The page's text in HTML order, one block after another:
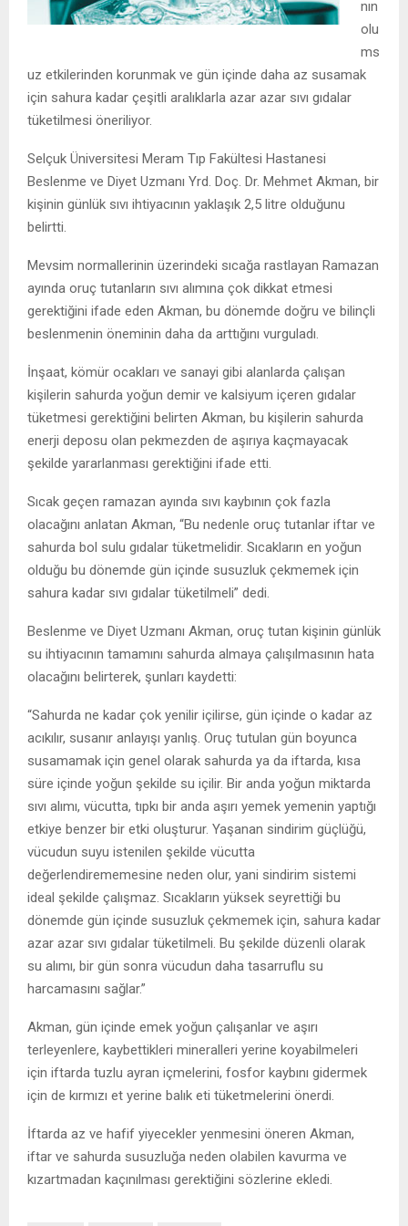
nın
olu
ms
uz etkilerinden korunmak ve gün içinde daha az susamak
için sahura kadar çeşitli aralıklarla azar azar sıvı gıdalar
tüketilmesi öneriliyor.
Selçuk Üniversitesi Meram Tıp Fakültesi Hastanesi
Beslenme ve Diyet Uzmanı Yrd. Doç. Dr. Mehmet Akman, bir
kişinin günlük sıvı ihtiyacının yaklaşık 2,5 litre olduğunu
belirtti.
Mevsim normallerinin üzerindeki sıcağa rastlayan Ramazan
ayında oruç tutanların sıvı alımına çok dikkat etmesi
gerektiğini ifade eden Akman, bu dönemde doğru ve bilinçli
beslenmenin öneminin daha da arttığını vurguladı.
İnşaat, kömür ocakları ve sanayi gibi alanlarda çalışan
kişilerin sahurda yoğun demir ve kalsiyum içeren gıdalar
tüketmesi gerektiğini belirten Akman, bu kişilerin sahurda
enerji deposu olan pekmezden de aşırıya kaçmayacak
şekilde yararlanması gerektiğini ifade etti.
Sıcak geçen ramazan ayında sıvı kaybının çok fazla
olacağını anlatan Akman, “Bu nedenle oruç tutanlar iftar ve
sahurda bol sulu gıdalar tüketmelidir. Sıcakların en yoğun
olduğu bu dönemde gün içinde susuzluk çekmemek için
sahura kadar sıvı gıdalar tüketilmeli” dedi.
Beslenme ve Diyet Uzmanı Akman, oruç tutan kişinin günlük
su ihtiyacının tamamını sahurda almaya çalışılmasının hata
olacağını belirterek, şunları kaydetti:
“Sahurda ne kadar çok yenilir içilirse, gün içinde o kadar az
acıkılır, susanır anlayışı yanlış. Oruç tutulan gün boyunca
susamamak için genel olarak sahurda ya da iftarda, kısa
süre içinde yoğun şekilde su içilir. Bir anda yoğun miktarda
sıvı alımı, vücutta, tıpkı bir anda aşırı yemek yemenin yaptığı
etkiye benzer bir etki oluşturur. Yaşanan sindirim güçlüğü,
vücudun suyu istenilen şekilde vücutta
değerlendirememesine neden olur, yani sindirim sistemi
ideal şekilde çalışmaz. Sıcakların yüksek seyrettiği bu
dönemde gün içinde susuzluk çekmemek için, sahura kadar
azar azar sıvı gıdalar tüketilmeli. Bu şekilde düzenli olarak
su alımı, bir gün sonra vücudun daha tasarruflu su
harcamasını sağlar.”
Akman, gün içinde emek yoğun çalışanlar ve aşırı
terleyenlere, kaybettikleri mineralleri yerine koyabilmeleri
için iftarda tuzlu ayran içmelerini, fosfor kaybını gidermek
için de kırmızı et yerine balık eti tüketmelerini önerdi.
İftarda az ve hafif yiyecekler yenmesini öneren Akman,
iftar ve sahurda susuzluğa neden olabilen kavurma ve
kızartmadan kaçınılması gerektiğini sözlerine ekledi.